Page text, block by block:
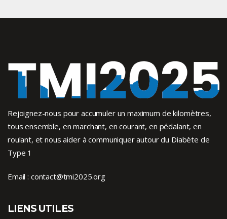
Rejoignez-nous pour accumuler un maximum de kilomètres,
tous ensemble, en marchant, en courant, en pédalant, en
roulant, et nous aider à communiquer autour du Diabète de
Type 1
Email : contact@tmi2025.org
LIENS UTILES